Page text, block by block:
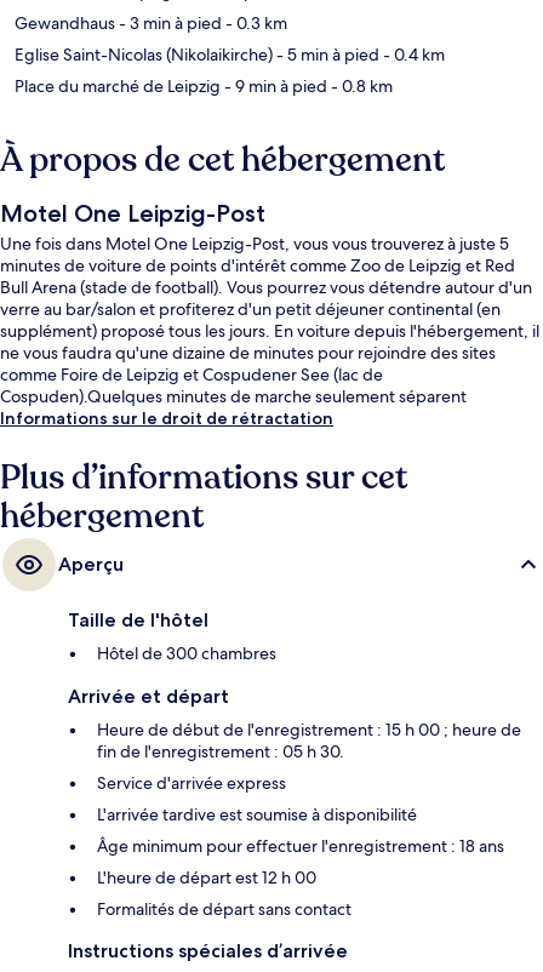
Gewandhaus- 3 min à pied - 0.3 km
Eglise Saint-Nicolas (Nikolaikirche)- 5 min à pied - 0.4 km
Place du marché de Leipzig - 9 min à pied - 0.8 km
À propos de cet hébergement
Motel One Leipzig-Post
Une fois dans Motel One Leipzig-Post, vous vous trouverez à juste 5
minutes de voiture de points d'intérêt comme Zoo de Leipzig et Red
Bull Arena (stade de football). Vous pourrez vous détendre autour d'un
verre au bar/salon et profiterez d'un petit déjeuner continental (en
supplément) proposé tous les jours. En voiture depuis l'hébergement, il
ne vous faudra qu'une dizaine de minutes pour rejoindre des sites
comme Foire de Leipzig et Cospudener See (lac de
Cospuden).Quelques minutes de marche seulement séparent
l'hébergement des transports publics : Arrêt de tram Augustusplatz est
min à pied.
Informations sur le droit de rétractation
Plus d’informations sur cet
hébergement
Aperçu
Taille de l'hôtel
Hôtel de 300 chambres
Arrivée et départ
Heure de début de l'enregistrement : 15 h 00 ; heure de
fin de l'enregistrement : 05 h 30.
Service d'arrivée express
L'arrivée tardive est soumise à disponibilité
Âge minimum pour effectuer l'enregistrement : 18 ans
L'heure de départ est 12 h 00
Formalités de départ sans contact
Instructions spéciales d’arrivée